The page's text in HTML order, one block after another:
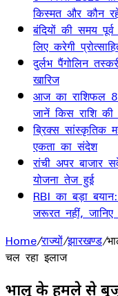
किस्मत और कौन
बंदियों की समय
लिए करेगी
दुर्लभ पैंगोलिन
खारिज
आज का राशिफल
जानें किस राशि
ब्रिक्स सांस्कृतिक
एकता का संदेश
रांची अपर बाजार
योजना तेज हुई
RBI का बड़ा
जरूरत नहीं,
Home/राज्यों/झारखण्ड/
चल रहा इलाज
भालू के हमले से